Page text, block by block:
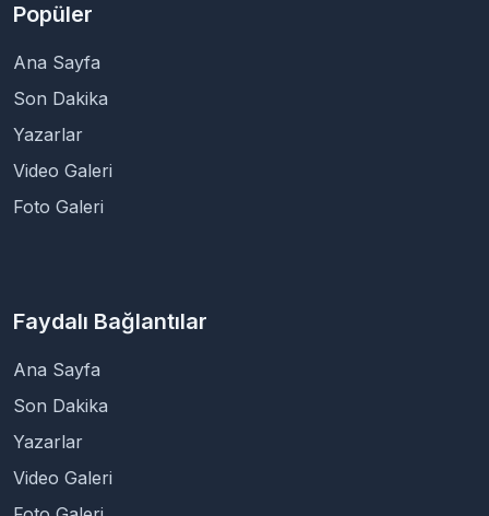
Popüler
Ana Sayfa
Son Dakika
Yazarlar
Video Galeri
Foto Galeri
Faydalı Bağlantılar
Ana Sayfa
Son Dakika
Yazarlar
Video Galeri